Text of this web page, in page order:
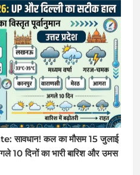
कल का मौसम 15 जुलाई
10 दिनों का भारी बारिश और उमस